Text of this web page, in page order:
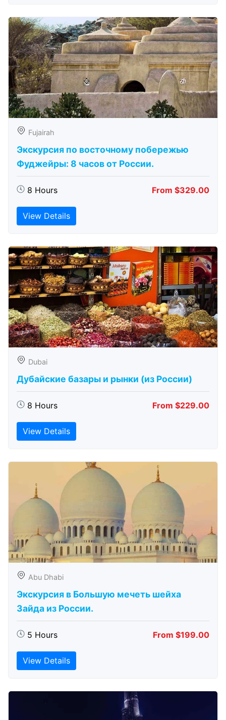
Fujairah
Экскурсия по восточному побережью
Фуджейры: 8 часов от России.
8 Hours From $329.00
View Details
Dubai
Дубайские базары и рынки (из России)
8 Hours From $229.00
View Details
Abu Dhabi
Экскурсия в Большую мечеть шейха
Зайда из России.
5 Hours From $199.00
View Details